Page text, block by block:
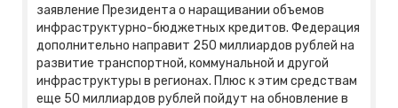
заявление Президента о наращивании объемов
инфраструктурно-бюджетных кредитов. Федерация
дополнительно направит 250 миллиардов рублей на
развитие транспортной, коммунальной и другой
инфраструктуры в регионах. Плюс к этим средствам
еще 50 миллиардов рублей пойдут на обновление в